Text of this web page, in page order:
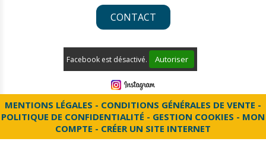
CONTACT
Facebook est désactivé. Autoriser
MENTIONS LÉGALES
CONDITIONS GÉNÉRALES DE VENTE
POLITIQUE DE CONFIDENTIALITÉ
GESTION COOKIES
MON
COMPTE
CRÉER UN SITE INTERNET